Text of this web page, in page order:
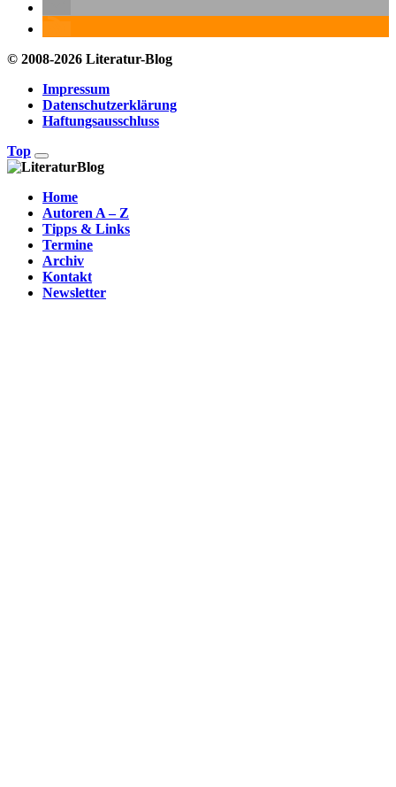
© 2008-2026 Literatur-Blog
Impressum
Datenschutzerklärung
Haftungsausschluss
Top
Home
Autoren A – Z
Tipps & Links
Termine
Archiv
Kontakt
Newsletter